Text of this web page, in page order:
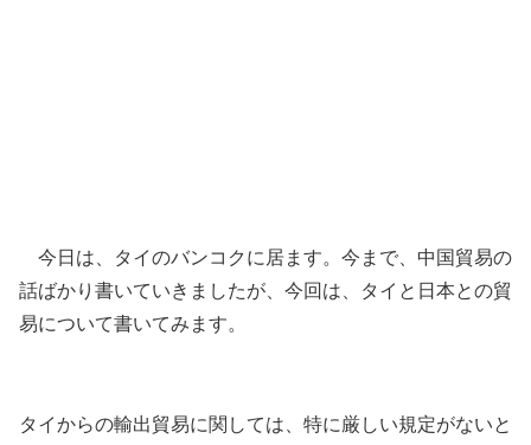
今日は、タイのバンコクに居ます。今まで、中国貿易の
話ばかり書いていきましたが、今回は、タイと日本との貿
易について書いてみます。
タイからの輸出貿易に関しては、特に厳しい規定がないと